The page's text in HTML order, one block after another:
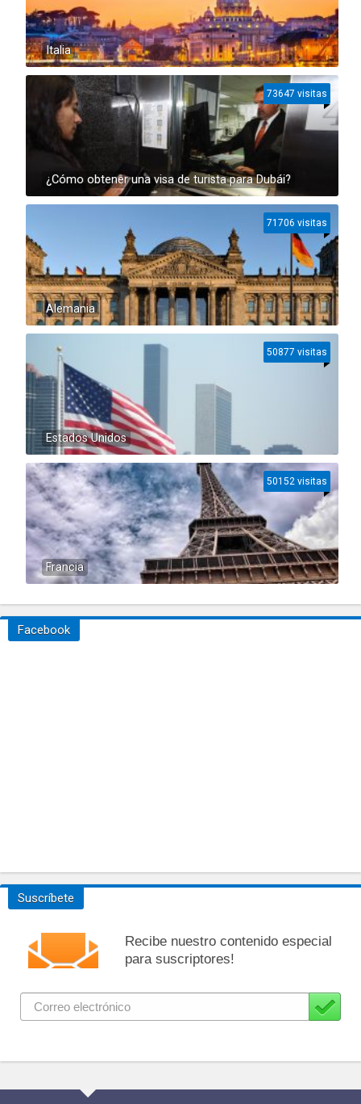
Italia
¿Cómo obtener una visa de turista para Dubái?
73647 visitas
Alemania
71706 visitas
Estados Unidos
50877 visitas
Francia
50152 visitas
Facebook
Suscríbete
Recibe nuestro contenido especial
para suscriptores!